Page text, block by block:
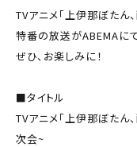
TVアニメ「上伊那ぼた
特番の放送がABEMAに
ぜひ、お楽しみに！
■タイトル
TVアニメ「上伊那ぼた
次会~